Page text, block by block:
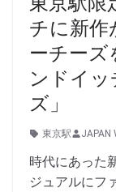
チに新作
ーチーズ
ンドイ
ズ」
東京駅 JAPAN
時代にあった
ジュアルにフ